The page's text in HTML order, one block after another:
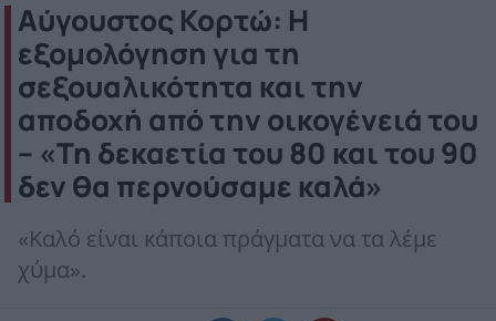
Αύγουστος Κορτώ: Η
εξομολόγηση για τη
σεξουαλικότητα και την
αποδοχή από την οικογένειά του
– «Τη δεκαετία του 80 και του 90
δεν θα περνούσαμε καλά»
«Καλό είναι κάποια πράγματα να τα λέμε
χύμα».